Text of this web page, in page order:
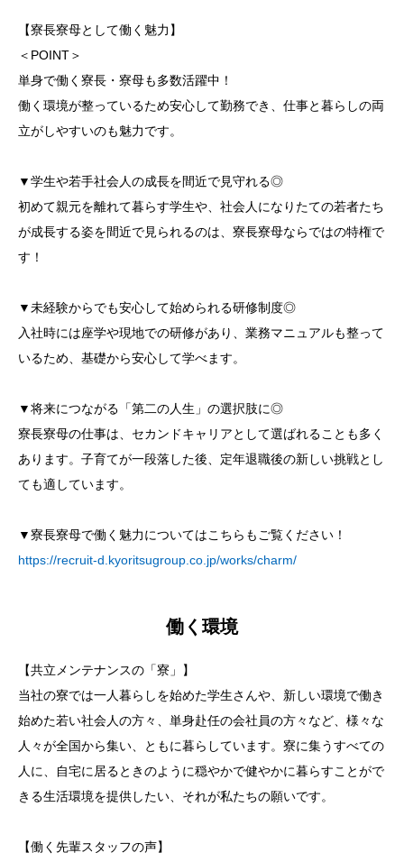
【寮長寮母として働く魅力】
＜POINT＞
単身で働く寮長・寮母も多数活躍中！
働く環境が整っているため安心して勤務でき、仕事と暮らしの両
立がしやすいのも魅力です。
▼学生や若手社会人の成長を間近で見守れる◎
初めて親元を離れて暮らす学生や、社会人になりたての若者たち
が成長する姿を間近で見られるのは、寮長寮母ならではの特権で
す！
▼未経験からでも安心して始められる研修制度◎
入社時には座学や現地での研修があり、業務マニュアルも整って
いるため、基礎から安心して学べます。
▼将来につながる「第二の人生」の選択肢に◎
寮長寮母の仕事は、セカンドキャリアとして選ばれることも多く
あります。子育てが一段落した後、定年退職後の新しい挑戦とし
ても適しています。
▼寮長寮母で働く魅力についてはこちらもご覧ください！
https://recruit-d.kyoritsugroup.co.jp/works/charm/
働く環境
【共立メンテナンスの「寮」】
当社の寮では一人暮らしを始めた学生さんや、新しい環境で働き
始めた若い社会人の方々、単身赴任の会社員の方々など、様々な
人々が全国から集い、ともに暮らしています。寮に集うすべての
人に、自宅に居るときのように穏やかで健やかに暮らすことがで
きる生活環境を提供したい、それが私たちの願いです。
【働く先輩スタッフの声】